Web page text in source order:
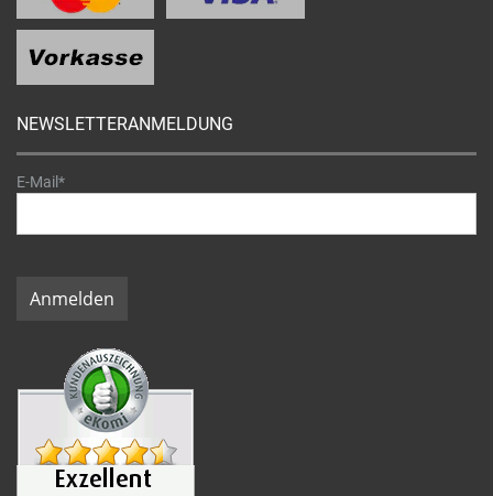
NEWSLETTERANMELDUNG
E-Mail*
Anmelden